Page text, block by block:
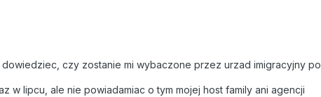
dowiedziec, czy zostanie mi wybaczone przez urzad imigracyjny
w lipcu, ale nie powiadamiac o tym mojej host family ani agencji